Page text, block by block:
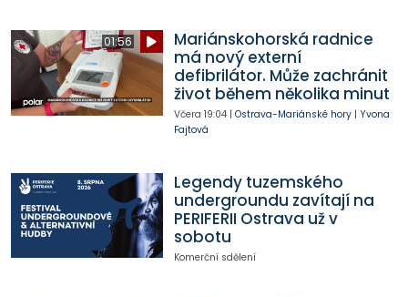
01:56
Mariánskohorská radnice
má nový externí
defibrilátor. Může zachránit
život během několika minut
Včera 19:04| Ostrava-Mariánské hory| Yvona
Fajtová
Legendy tuzemského
undergroundu zavítají na
PERIFERII Ostrava už v
sobotu
Komerční sdělení